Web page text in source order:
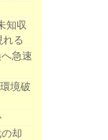
知収
れる
急速
境破
却